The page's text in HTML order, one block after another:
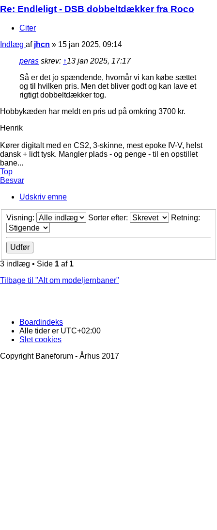
Re: Endleligt - DSB dobbeltdækker fra Roco
Citer
Indlæg af jhcn » 15 jan 2025, 09:14
peras skrev: ↑13 jan 2025, 17:17
Så er det jo spændende, hvornår vi kan købe sættet
og til hvilken pris. Men det bliver godt og kan lave et
rigtigt dobbeltdækker tog.
Hobbykæden har meldt en pris ud på omkring 3700 kr.
Henrik
Kører digitalt med en CS2, 3-skinne, mest epoke IV-V, helst
dansk + lidt tysk. Mangler plads - og penge - til en opstillet
bane...
Top
Besvar
Udskriv emne
Visning: Sorter efter: Retning:
3 indlæg • Side 1 af 1
Tilbage til "Alt om modeljernbaner"
Boardindeks
Alle tider er UTC+02:00
Slet cookies
Copyright Baneforum - Århus 2017